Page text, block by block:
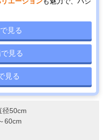
見る
見る
見る
径50cm
60cm